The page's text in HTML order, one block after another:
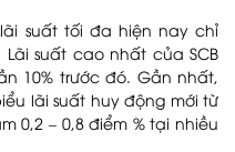
suất tối đa hiện nay chỉ
suất cao nhất của SCB
10% trước đó. Gần nhất,
lãi suất huy động mới từ
0,2 – 0,8 điểm % tại nhiều